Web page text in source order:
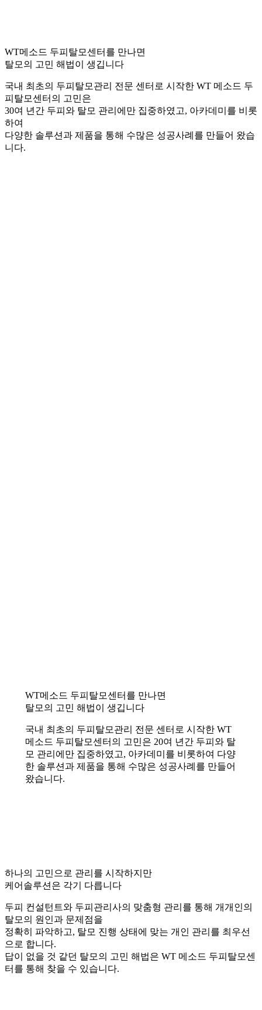
WT메소드 두피탈모센터를 만나면
탈모의 고민 해법이 생깁니다
국내 최초의 두피탈모관리 전문 센터로 시작한 WT 메소드 두
피탈모센터의 고민은
30여 년간 두피와 탈모 관리에만 집중하였고, 아카데미를 비롯
하여
다양한 솔루션과 제품을 통해 수많은 성공사례를 만들어 왔습
니다.
WT메소드 두피탈모센터를 만나면
탈모의 고민 해법이 생깁니다
국내 최초의 두피탈모관리 전문 센터로 시작한 WT
메소드 두피탈모센터의 고민은 20여 년간 두피와 탈
모 관리에만 집중하였고, 아카데미를 비롯하여 다양
한 솔루션과 제품을 통해 수많은 성공사례를 만들어
왔습니다.
하나의 고민으로 관리를 시작하지만
케어솔루션은 각기 다릅니다
두피 컨설턴트와 두피관리사의 맞춤형 관리를 통해 개개인의
탈모의 원인과 문제점을
정확히 파악하고, 탈모 진행 상태에 맞는 개인 관리를 최우선
으로 합니다.
답이 없을 것 같던 탈모의 고민 해법은 WT 메소드 두피탈모센
터를 통해 찾을 수 있습니다.